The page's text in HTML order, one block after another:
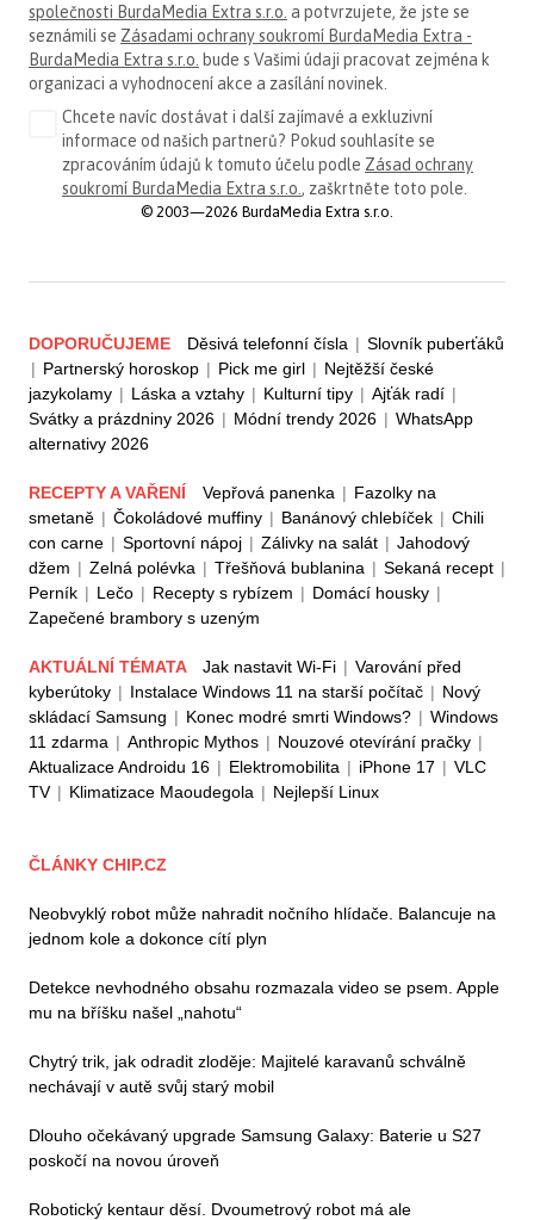
společnosti BurdaMedia Extra s.r.o. a potvrzujete, že jste se
seznámili se Zásadami ochrany soukromí BurdaMedia Extra -
BurdaMedia Extra s.r.o. bude s Vašimi údaji pracovat zejména k
organizaci a vyhodnocení akce a zasílání novinek.
Chcete navíc dostávat i další zajímavé a exkluzivní
informace od našich partnerů? Pokud souhlasíte se
zpracováním údajů k tomuto účelu podle Zásad ochrany
soukromí BurdaMedia Extra s.r.o. , zaškrtněte toto pole.
© 2003—2026 BurdaMedia Extra s.r.o.
DOPORUČUJEME Děsivá telefonní čísla | Slovník puberťáků
| Partnerský horoskop | Pick me girl | Nejtěžší české
jazykolamy | Láska a vztahy | Kulturní tipy | Ajťák radí |
Svátky a prázdniny 2026 | Módní trendy 2026 | WhatsApp
alternativy 2026
RECEPTY A VAŘENÍ Vepřová panenka | Fazolky na
smetaně | Čokoládové muffiny | Banánový chlebíček | Chili
con carne | Sportovní nápoj | Zálivky na salát | Jahodový
džem | Zelná polévka | Třešňová bublanina | Sekaná recept |
Perník | Lečo | Recepty s rybízem | Domácí housky |
Zapečené brambory s uzeným
AKTUÁLNÍ TÉMATA Jak nastavit Wi-Fi | Varování před
kyberútoky | Instalace Windows 11 na starší počítač | Nový
skládací Samsung | Konec modré smrti Windows? | Windows
11 zdarma | Anthropic Mythos | Nouzové otevírání pračky |
Aktualizace Androidu 16 | Elektromobilita | iPhone 17 | VLC
TV | Klimatizace Maoudegola | Nejlepší Linux
ČLÁNKY CHIP.CZ
Neobvyklý robot může nahradit nočního hlídače. Balancuje na
jednom kole a dokonce cítí plyn
Detekce nevhodného obsahu rozmazala video se psem. Apple
mu na bříšku našel „nahotu“
Chytrý trik, jak odradit zloděje: Majitelé karavanů schválně
nechávají v autě svůj starý mobil
Dlouho očekávaný upgrade Samsung Galaxy: Baterie u S27
poskočí na novou úroveň
Robotický kentaur děsí. Dvoumetrový robot má ale